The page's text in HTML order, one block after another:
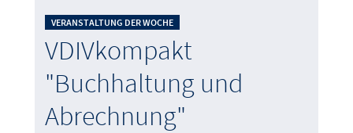
VERANSTALTUNG DER WOCHE
VDIVkompakt
"Buchhaltung und
Abrechnung"